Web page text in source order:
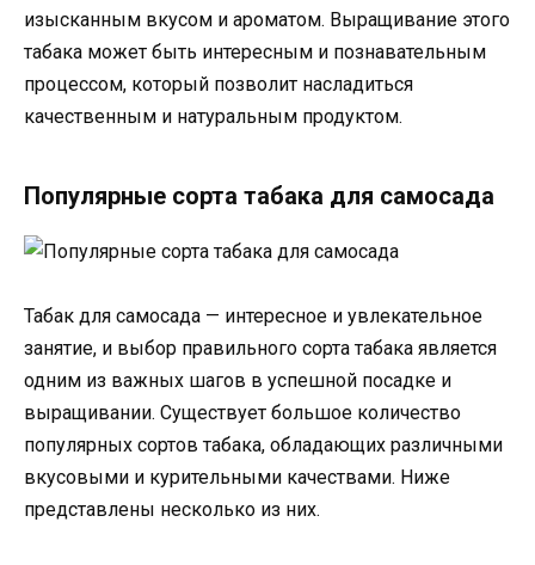
изысканным вкусом и ароматом. Выращивание этого
табака может быть интересным и познавательным
процессом, который позволит насладиться
качественным и натуральным продуктом.
Популярные сорта табака для самосада
Табак для самосада — интересное и увлекательное
занятие, и выбор правильного сорта табака является
одним из важных шагов в успешной посадке и
выращивании. Существует большое количество
популярных сортов табака, обладающих различными
вкусовыми и курительными качествами. Ниже
представлены несколько из них.